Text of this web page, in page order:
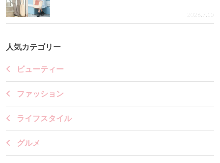
2026.7.15
人気カテゴリー
ビューティー
ファッション
ライフスタイル
グルメ